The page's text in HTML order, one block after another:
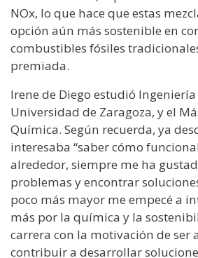
NOx, lo que hace que estas
opción aún más sostenible en
combustibles fósiles
premiada.
Irene de Diego estudió
Universidad de Zaragoza, y el
Química. Según recuerda, ya
interesaba “saber cómo
alrededor, siempre me ha
problemas y encontrar
poco más mayor me empecé a
más por la química y la
carrera con la motivación de ser
contribuir a desarrollar